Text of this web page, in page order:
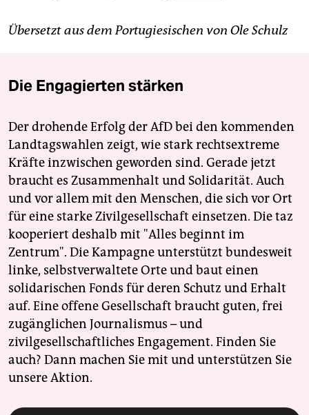
Übersetzt aus dem Portugiesischen von Ole Schulz
Die Engagierten stärken
Der drohende Erfolg der AfD bei den kommenden
Landtagswahlen zeigt, wie stark rechtsextreme
Kräfte inzwischen geworden sind. Gerade jetzt
braucht es Zusammenhalt und Solidarität. Auch
und vor allem mit den Menschen, die sich vor Ort
für eine starke Zivilgesellschaft einsetzen. Die taz
kooperiert deshalb mit "Alles beginnt im
Zentrum". Die Kampagne unterstützt bundesweit
linke, selbstverwaltete Orte und baut einen
solidarischen Fonds für deren Schutz und Erhalt
auf. Eine offene Gesellschaft braucht guten, frei
zugänglichen Journalismus – und
zivilgesellschaftliches Engagement. Finden Sie
auch? Dann machen Sie mit und unterstützen Sie
unsere Aktion.